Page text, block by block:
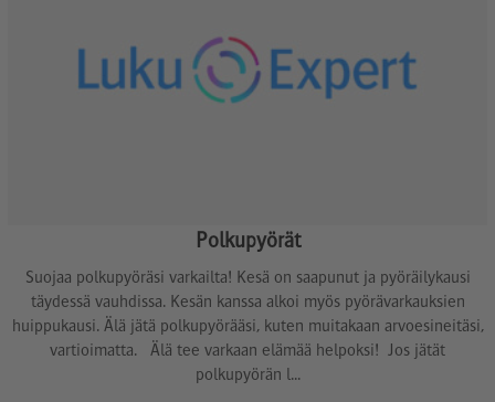
Polkupyörät
Suojaa polkupyöräsi varkailta! Kesä on saapunut ja pyöräilykausi
täydessä vauhdissa. Kesän kanssa alkoi myös pyörävarkauksien
huippukausi. Älä jätä polkupyörääsi, kuten muitakaan arvoesineitäsi,
vartioimatta. Älä tee varkaan elämää helpoksi! Jos jätät
polkupyörän l...